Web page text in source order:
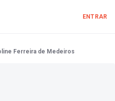
ENTRAR
Ferreira de Medeiros